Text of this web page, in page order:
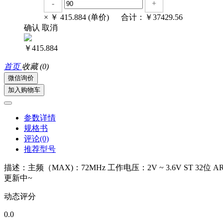
-
+
× ￥ 415.884 (单价) 合计：￥37429.56
确认 取消
￥415.884
首页 收藏 (0)
微信询价
加入购物车
参数详情
规格书
评论(0)
推荐型号
描述：主频（MAX)：72MHz 工作电压：2V ~ 3.6V ST 32位
更新中~
动态评分
0.0